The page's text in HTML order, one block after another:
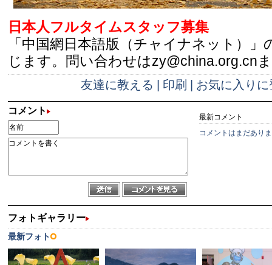
日本人フルタイムスタッフ募集
「中国網日本語版（チャイナネット）」
じます。問い合わせはzy@china.org.cn
友達に教える 印刷 お気に入りに
コメント
最新コメント
コメントはまだあり